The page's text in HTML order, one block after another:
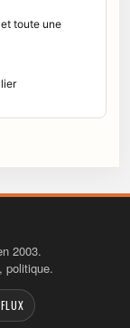
toute une
2003.
politique.